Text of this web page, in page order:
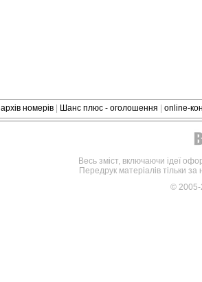
архів номерів Шанс плюс - оголошення online-
Весь зміст, включаючи ідеї
Передрук матеріалів тільки
©